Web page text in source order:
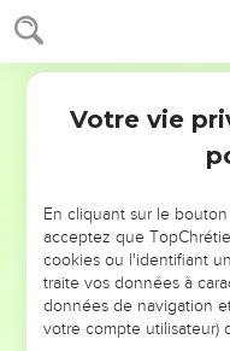
Esaïe 48
serai là. Et maintenant le
avec son Esprit.
Voici ce que dit
d'Israël : « Moi, l'Eternel,
Si seulement tu étais
paix serait pareille à un
comme les vagues de la
Ta descendance serait
Votre vie
En cliquant sur le
acceptez que
cookies ou l'identifiant
traite vos données à
données de navigation
votre compte utilisateur)